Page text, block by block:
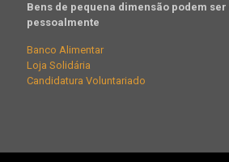
Bens de pequena dimensão podem
pessoalmente
Banco Alimentar
Loja Solidária
Candidatura Voluntariado